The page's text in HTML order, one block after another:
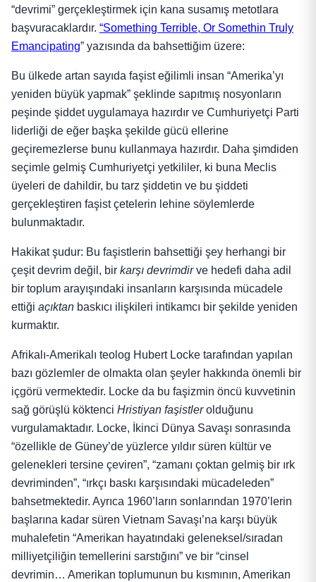
“devrimi” gerçekleştirmek için kana susamış metotlara
başvuracaklardır. “Something Terrible, Or Somethin Truly
Emancipating” yazısında da bahsettiğim üzere:
Bu ülkede artan sayıda faşist eğilimli insan “Amerika’yı
yeniden büyük yapmak” şeklinde sapıtmış nosyonların
peşinde şiddet uygulamaya hazırdır ve Cumhuriyetçi Parti
liderliği de eğer başka şekilde gücü ellerine
geçiremezlerse bunu kullanmaya hazırdır. Daha şimdiden
seçimle gelmiş Cumhuriyetçi yetkililer, ki buna Meclis
üyeleri de dahildir, bu tarz şiddetin ve bu şiddeti
gerçekleştiren faşist çetelerin lehine söylemlerde
bulunmaktadır.
Hakikat şudur: Bu faşistlerin bahsettiği şey herhangi bir
çeşit devrim değil, bir karşı devrimdirve hedefi daha adil
bir toplum arayışındaki insanların karşısında mücadele
ettiği açıktan baskıcı ilişkileri intikamcı bir şekilde yeniden
kurmaktır.
Afrikalı-Amerikalı teolog Hubert Locke tarafından yapılan
bazı gözlemler de olmakta olan şeyler hakkında önemli bir
içgörü vermektedir. Locke da bu faşizmin öncü kuvvetinin
sağ görüşlü köktenci Hristiyan faşistlerolduğunu
vurgulamaktadır. Locke, İkinci Dünya Savaşı sonrasında
“özellikle de Güney’de yüzlerce yıldır süren kültür ve
gelenekleri tersine çeviren”, “zamanı çoktan gelmiş bir ırk
devriminden”, “ırkçı baskı karşısındaki mücadeleden”
bahsetmektedir. Ayrıca 1960’ların sonlarından 1970’lerin
başlarına kadar süren Vietnam Savaşı’na karşı büyük
muhalefetin “Amerikan hayatındaki geleneksel/sıradan
milliyetçiliğin temellerini sarstığını” ve bir “cinsel
devrimin… Amerikan toplumunun bu kısmının, Amerikan